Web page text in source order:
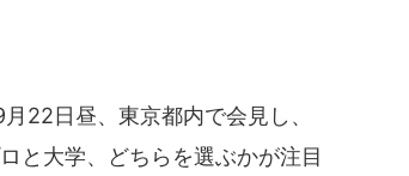
22日昼、東京都内で会見し、
と大学、どちらを選ぶかが注目